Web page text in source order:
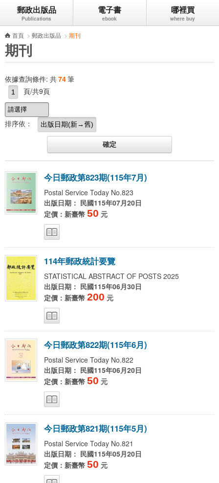
跳到主要內容區塊
郵政出版品 電子書 哪裡買
首頁 > 郵政出版品 > 期刊
期刊
依據查詢條件: 共74筆
頁/共9頁
排序依：
今日郵政第823期(115年7月)
Postal Service Today No.823
出版日期： 民國115年07月20日
定價：新臺幣 50 元
114年郵政統計要覽
STATISTICAL ABSTRACT OF POSTS 2025
出版日期： 民國115年06月30日
定價：新臺幣 200 元
今日郵政第822期(115年6月)
Postal Service Today No.822
出版日期： 民國115年06月20日
定價：新臺幣 50 元
今日郵政第821期(115年5月)
Postal Service Today No.821
出版日期： 民國115年05月20日
定價：新臺幣 50 元